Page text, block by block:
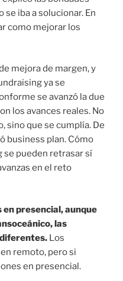
iba a solucionar. En
como mejorar los
mejora de margen, y
ya se
se avanzó la due
los avances reales. No
sino que se cumplía. De
business plan. Cómo
pueden retrasar sí
en el reto
presencial, aunque
las
Los
remoto, pero si
en presencial.